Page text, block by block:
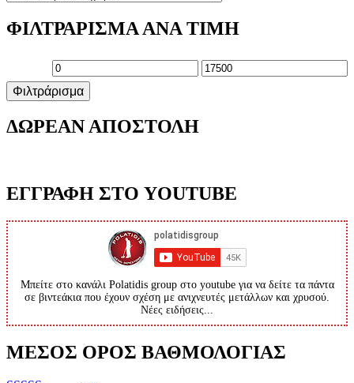
ΦΙΛΤΡΑΡΙΣΜΑ ΑΝΑ ΤΙΜΗ
Ελάχιστη
τιμή
Μέγιστη
Φιλτράρισμα
ΔΩΡΕΑΝ ΑΠΟΣΤΟΛΗ
ΕΓΓΡΑΦΗ ΣΤΟ YOUTUBE
Μπείτε στο κανάλι Polatidis group στο youtube για να δείτε τα πάντα
σε βιντεάκια που έχουν σχέση με ανιχνευτές μετάλλων και χρυσού.
Νέες ειδήσεις...
ΜΕΣΟΣ ΟΡΟΣ ΒΑΘΜΟΛΟΓΙΑΣ